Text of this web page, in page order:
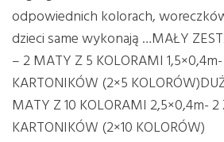
odpowiednich kolorach,
dzieci same wykonają …MAŁY
– 2 MATY Z 5 KOLORAMI
KARTONIKÓW (2×5
MATY Z 10 KOLORAMI 2,5×0,4m- 2
KARTONIKÓW (2×10 KOLORÓW)